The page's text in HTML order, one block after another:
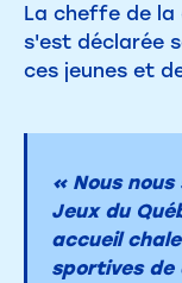
La cheffe de la
s'est déclarée
ces jeunes et
« Nous nous
Jeux du
accueil
sportives de